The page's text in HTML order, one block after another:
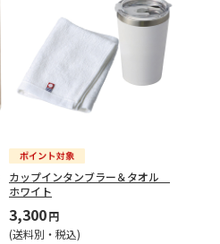
カップインタンブラー＆タオル
ホワイト
3,300円
(送料別・税込)